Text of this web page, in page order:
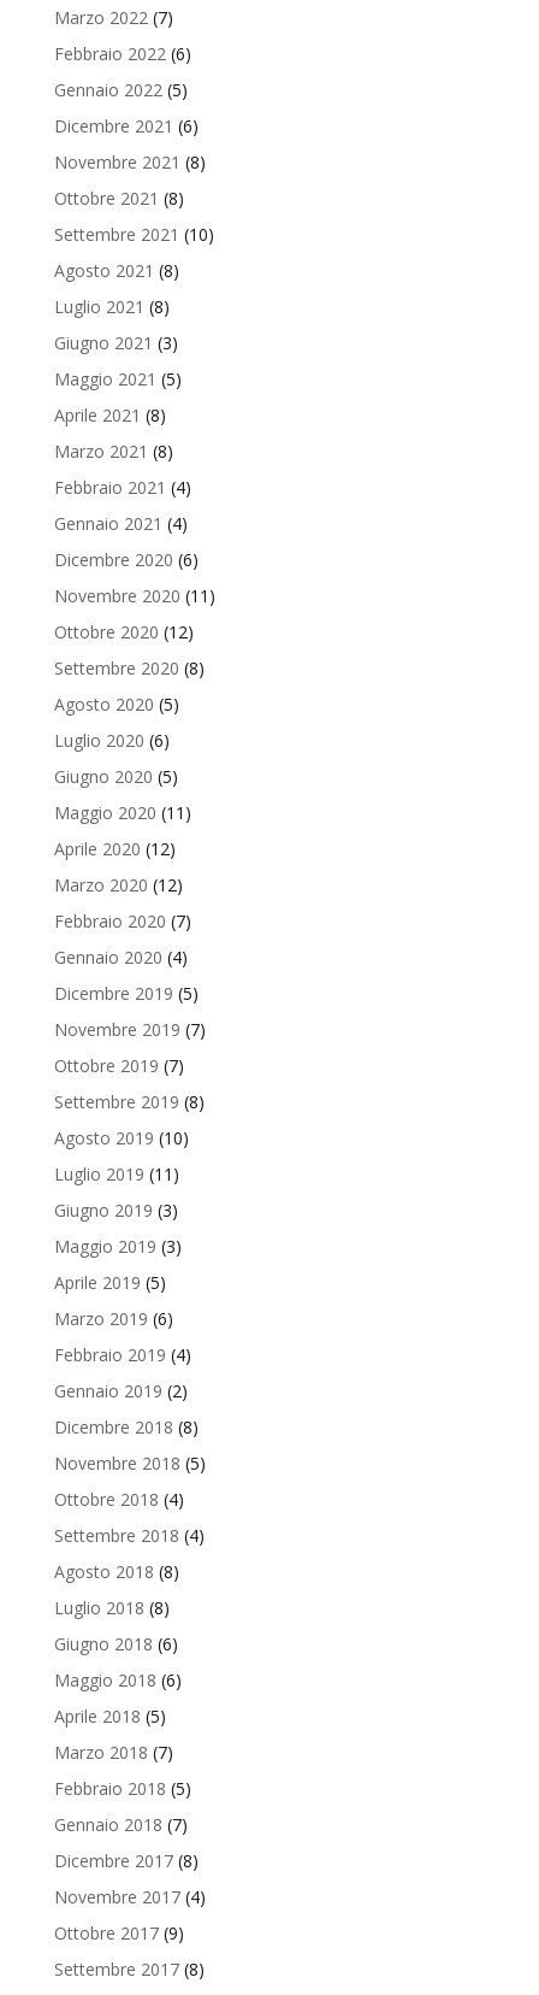
Marzo 2022 (7)
Febbraio 2022 (6)
Gennaio 2022 (5)
Dicembre 2021 (6)
Novembre 2021 (8)
Ottobre 2021 (8)
Settembre 2021 (10)
Agosto 2021 (8)
Luglio 2021 (8)
Giugno 2021 (3)
Maggio 2021 (5)
Aprile 2021 (8)
Marzo 2021 (8)
Febbraio 2021 (4)
Gennaio 2021 (4)
Dicembre 2020 (6)
Novembre 2020 (11)
Ottobre 2020 (12)
Settembre 2020 (8)
Agosto 2020 (5)
Luglio 2020 (6)
Giugno 2020 (5)
Maggio 2020 (11)
Aprile 2020 (12)
Marzo 2020 (12)
Febbraio 2020 (7)
Gennaio 2020 (4)
Dicembre 2019 (5)
Novembre 2019 (7)
Ottobre 2019 (7)
Settembre 2019 (8)
Agosto 2019 (10)
Luglio 2019 (11)
Giugno 2019 (3)
Maggio 2019 (3)
Aprile 2019 (5)
Marzo 2019 (6)
Febbraio 2019 (4)
Gennaio 2019 (2)
Dicembre 2018 (8)
Novembre 2018 (5)
Ottobre 2018 (4)
Settembre 2018 (4)
Agosto 2018 (8)
Luglio 2018 (8)
Giugno 2018 (6)
Maggio 2018 (6)
Aprile 2018 (5)
Marzo 2018 (7)
Febbraio 2018 (5)
Gennaio 2018 (7)
Dicembre 2017(8)
Novembre 2017(4)
Ottobre 2017(9)
Settembre 2017(8)